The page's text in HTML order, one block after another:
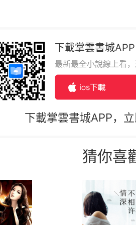
下載掌雲書城APP
最新最全小說線上看
下載掌雲書城APP，
猜你喜